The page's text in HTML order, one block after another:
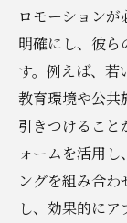
ロモーションが
明確にし、彼ら
す。例えば、若
教育環境や公共
引きつけること
ォームを活用し
ングを組み合
し、効果的に